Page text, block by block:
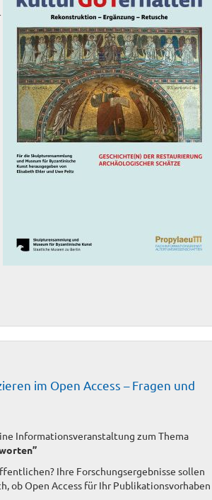
im Open Access – Fragen und
Informationsveranstaltung zum Thema
Ihre Forschungsergebnisse sollen
ob Open Access für Ihr Publikationsvorhaben